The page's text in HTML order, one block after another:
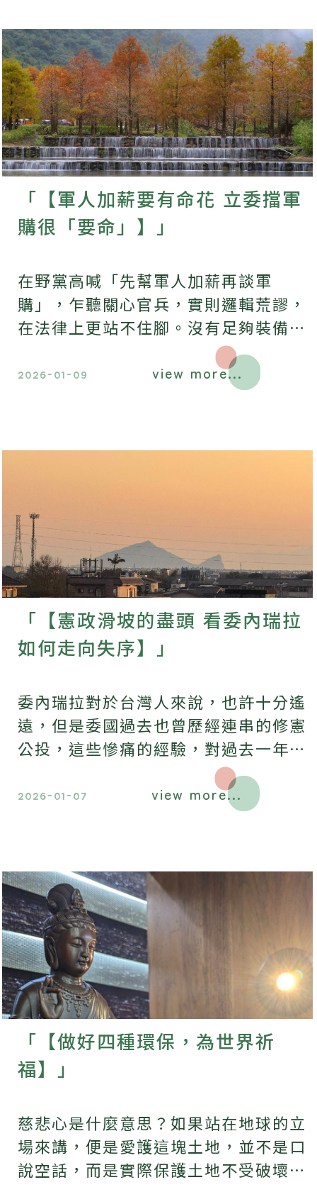
「【軍人加薪要有命花 立委擋軍
購很「要命」】」
在野黨高喊「先幫軍人加薪再談軍
購」，乍聽關心官兵，實則邏輯荒謬，
在法律上更站不住腳。沒有足夠裝備與
防空反制能力，再高的薪水，也只是把
軍人送上危險戰場。
2026-01-09 view more...
「【憲政滑坡的盡頭 看委內瑞拉
如何走向失序】」
委內瑞拉對於台灣人來說，也許十分遙
遠，但是委國過去也曾歷經連串的修憲
公投，這些慘痛的經驗，對過去一年台
灣歷經憲法法庭停止運作，在社會上一
些未獲得共識的法案而爭議頻生，頗值
2026-01-07 view more...
「【做好四種環保，為世界祈
福】」
慈悲心是什麼意思？如果站在地球的立
場來講，便是愛護這塊土地，並不是口
說空話，而是實際保護土地不受破壞，